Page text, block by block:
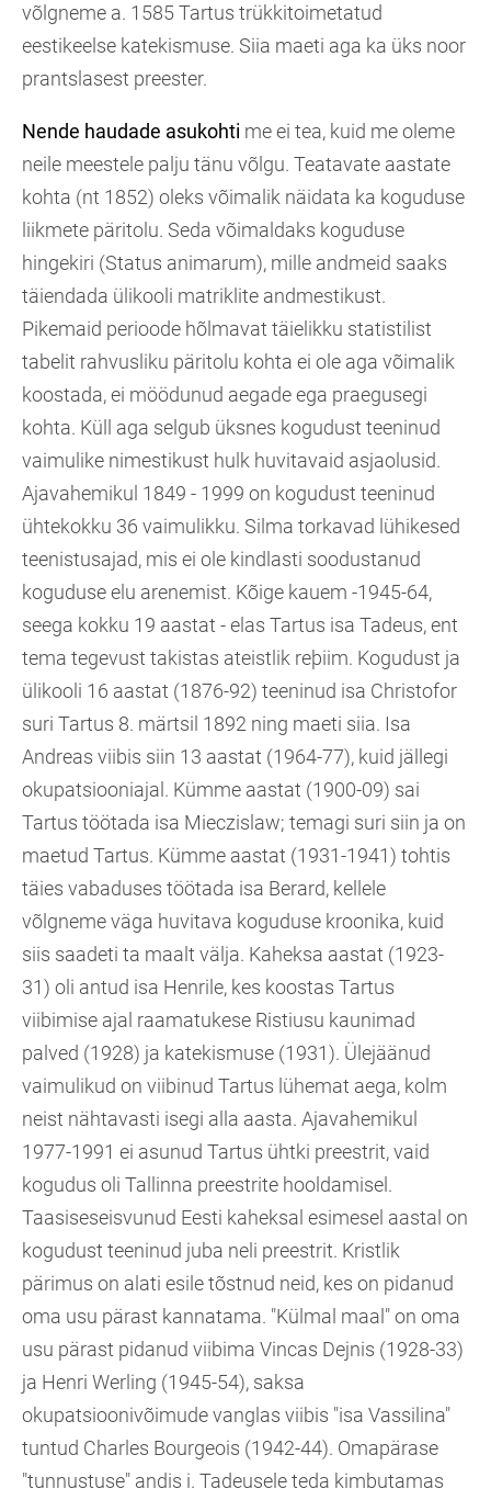
võlgneme a. 1585 Tartus trükkitoimetatud
eestikeelse katekismuse. Siia maeti aga ka üks noor
prantslasest preester.
Nende haudade asukohti me ei tea, kuid me oleme
neile meestele palju tänu võlgu. Teatavate aastate
kohta (nt 1852) oleks võimalik näidata ka koguduse
liikmete päritolu. Seda võimaldaks koguduse
hingekiri (Status animarum), mille andmeid saaks
täiendada ülikooli matriklite andmestikust.
Pikemaid perioode hõlmavat täielikku statistilist
tabelit rahvusliku päritolu kohta ei ole aga võimalik
koostada, ei möödunud aegade ega praegusegi
kohta. Küll aga selgub üksnes kogudust teeninud
vaimulike nimestikust hulk huvitavaid asjaolusid.
Ajavahemikul 1849 - 1999 on kogudust teeninud
ühtekokku 36 vaimulikku. Silma torkavad lühikesed
teenistusajad, mis ei ole kindlasti soodustanud
koguduse elu arenemist. Kõige kauem -1945-64,
seega kokku 19 aastat - elas Tartus isa Tadeus, ent
tema tegevust takistas ateistlik reþiim. Kogudust ja
ülikooli 16 aastat (1876-92) teeninud isa Christofor
suri Tartus 8. märtsil 1892 ning maeti siia. Isa
Andreas viibis siin 13 aastat (1964-77), kuid jällegi
okupatsiooniajal. Kümme aastat (1900-09) sai
Tartus töötada isa Mieczislaw; temagi suri siin ja on
maetud Tartus. Kümme aastat (1931-1941) tohtis
täies vabaduses töötada isa Berard, kellele
võlgneme väga huvitava koguduse kroonika, kuid
siis saadeti ta maalt välja. Kaheksa aastat (1923-
31) oli antud isa Henrile, kes koostas Tartus
viibimise ajal raamatukese Ristiusu kaunimad
palved (1928) ja katekismuse (1931). Ülejäänud
vaimulikud on viibinud Tartus lühemat aega, kolm
neist nähtavasti isegi alla aasta. Ajavahemikul
1977-1991 ei asunud Tartus ühtki preestrit, vaid
kogudus oli Tallinna preestrite hooldamisel.
Taasiseseisvunud Eesti kaheksal esimesel aastal on
kogudust teeninud juba neli preestrit. Kristlik
pärimus on alati esile tõstnud neid, kes on pidanud
oma usu pärast kannatama. "Külmal maal" on oma
usu pärast pidanud viibima Vincas Dejnis (1928-33)
ja Henri Werling (1945-54), saksa
okupatsioonivõimude vanglas viibis "isa Vassilina"
tuntud Charles Bourgeois (1942-44). Omapärase
"tunnustuse" andis i. Tadeusele teda kimbutamas